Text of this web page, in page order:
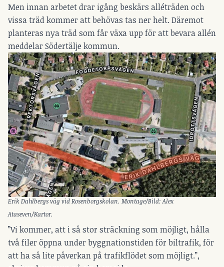
Men innan arbetet drar igång beskärs alléträden och
vissa träd kommer att behövas tas ner helt. Däremot
planteras nya träd som får växa upp för att bevara allén
meddelar Södertälje kommun.
Erik Dahlbergs väg vid Rosenborgskolan. Montage/Bild: Alex
Ataseven/Kartor.
”Vi kommer, att i så stor sträckning som möjligt, hålla
två filer öppna under byggnationstiden för biltrafik, för
att ha så lite påverkan på trafikflödet som möjligt.”,